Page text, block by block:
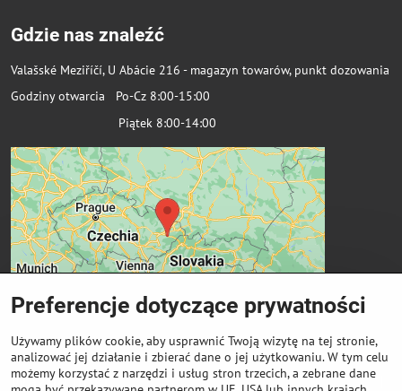
Gdzie nas znaleźć
Valašské Meziříčí, U Abácie 216 - magazyn towarów, punkt dozowania
Godziny otwarcia Po-Cz 8:00-15:00
Piątek 8:00-14:00
Ważne linki
Preferencje dotyczące prywatności
Używamy plików cookie, aby usprawnić Twoją wizytę na tej stronie,
analizować jej działanie i zbierać dane o jej użytkowaniu. W tym celu
możemy korzystać z narzędzi i usług stron trzecich, a zebrane dane